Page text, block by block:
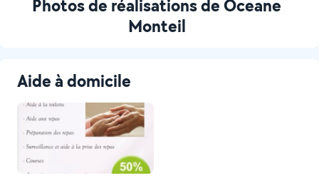
Photos de réalisations de Oceane
Monteil
Aide à domicile